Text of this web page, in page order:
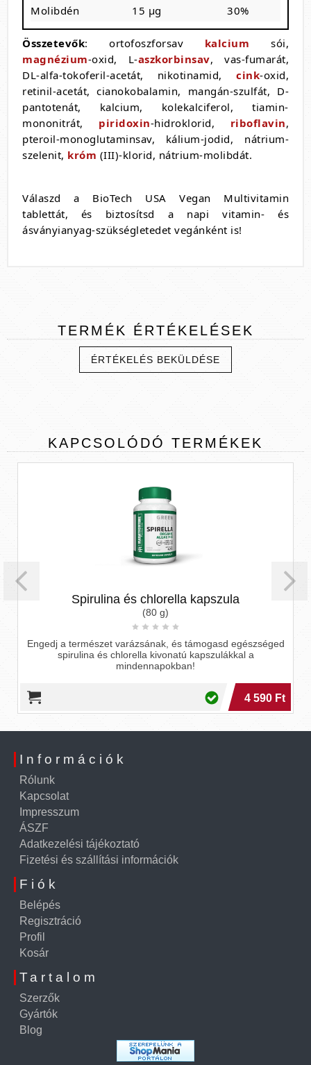
Molibdén
15 µg 30%
Összetevők: ortofoszforsav kalcium sói,
magnézium-oxid, L-aszkorbinsav, vas-fumarát,
DL-alfa-tokoferil-acetát, nikotinamid, cink-oxid,
retinil-acetát, cianokobalamin, mangán-szulfát, D-
pantotenát, kalcium, kolekalciferol, tiamin-
mononitrát, piridoxin-hidroklorid, riboflavin,
pteroil-monoglutaminsav, kálium-jodid, nátrium-
szelenit, króm (III)-klorid, nátrium-molibdát.
Válaszd a BioTech USA Vegan Multivitamin
tablettát, és biztosítsd a napi vitamin- és
ásványianyag-szükségletedet vegánként is!
TERMÉK ÉRTÉKELÉSEK
ÉRTÉKELÉS BEKÜLDÉSE
KAPCSOLÓDÓ TERMÉKEK
Spirulina és chlorella kapszula
(80 g)
Engedj a természet varázsának, és támogasd egészséged
spirulina és chlorella kivonatú kapszulákkal a
mindennapokban!
4 590 Ft
Információk
Rólunk
Kapcsolat
Impresszum
ÁSZF
Adatkezelési tájékoztató
Fizetési és szállítási információk
Fiók
Belépés
Regisztráció
Profil
Kosár
Tartalom
Szerzők
Gyártók
Blog